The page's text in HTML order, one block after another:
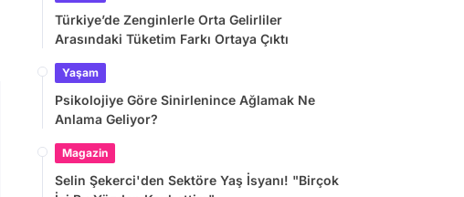
Türkiye’de Zenginlerle Orta Gelirliler
Arasındaki Tüketim Farkı Ortaya Çıktı
Yaşam
Psikolojiye Göre Sinirlenince Ağlamak Ne
Anlama Geliyor?
Magazin
Selin Şekerci'den Sektöre Yaş İsyanı! "Birçok